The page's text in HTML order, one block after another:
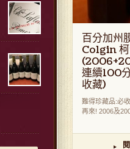
百分加州
Colgin
連續100
收藏)
難得珍藏品:必
再來! 2006及
▸